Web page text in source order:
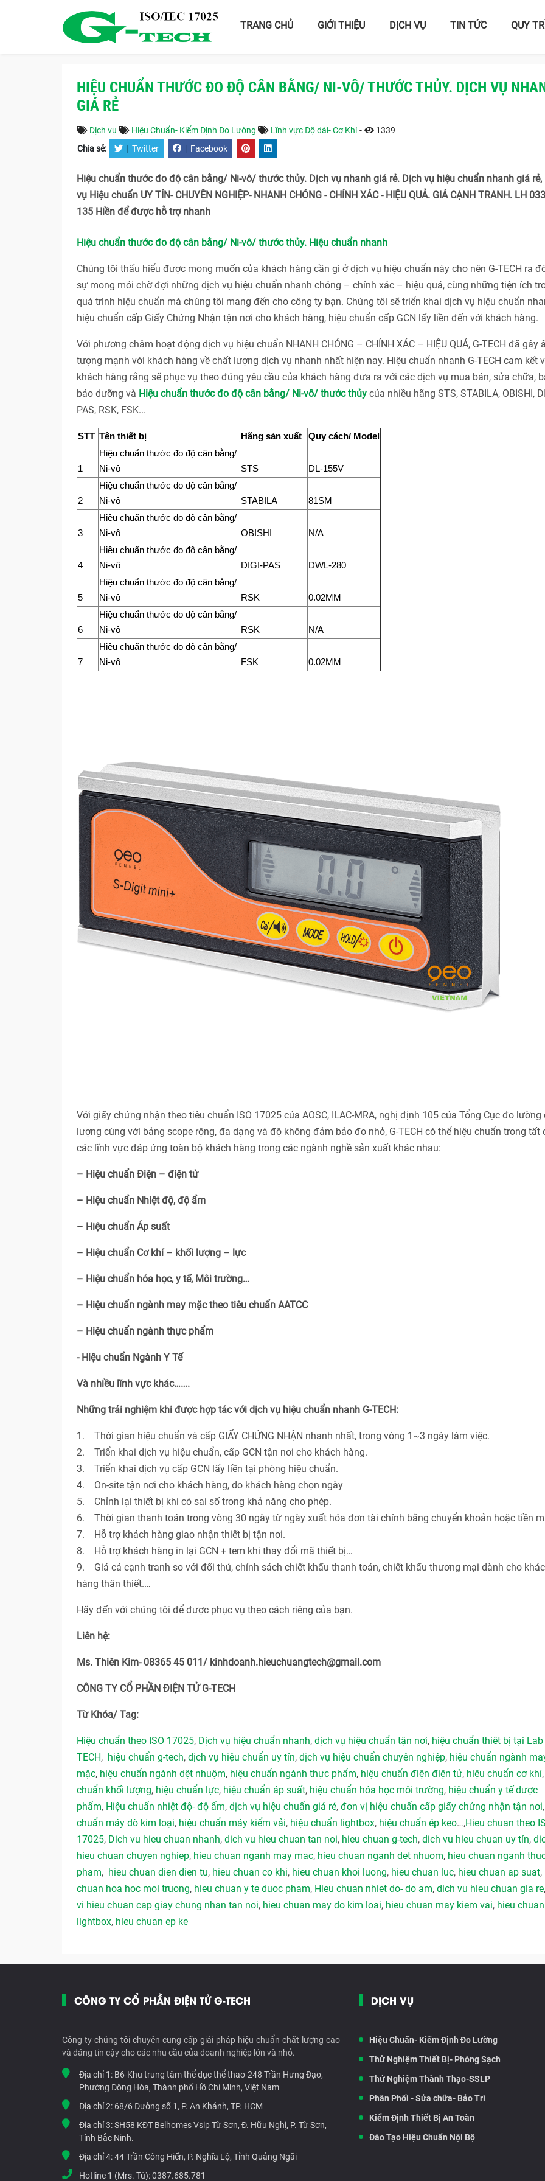
TRANG CHỦ GIỚI THIỆU DỊCH VỤ TIN TỨC QUY
HIỆU CHUẨN THƯỚC ĐO ĐỘ CÂN BẰNG/ NI-VÔ/ THƯỚC THỦY. DỊCH VỤ
GIÁ RẺ
Dịch vụ Hiệu Chuẩn- Kiểm Định Đo Lường Lĩnh vực Độ dài- Cơ Khí - 1339
Chia sẻ: | Twitter | Facebook
Hiệu chuẩn thước đo độ cân bằng/ Ni-vô/ thước thủy. Dịch vụ nhanh giá rẻ. Dịch vụ hiệu chuẩn nhanh giá rẻ,
vụ Hiệu chuẩn UY TÍN- CHUYÊN NGHIỆP- NHANH CHÓNG - CHÍNH XÁC - HIỆU QUẢ. GIÁ CẠNH TRANH. LH
135 Hiền để được hỗ trợ nhanh
Hiệu chuẩn thước đo độ cân bằng/ Ni-vô/ thước thủy. Hiệu chuẩn nhanh
Chúng tôi thấu hiểu được mong muốn của khách hàng cần gì ở dịch vụ hiệu chuẩn này cho nên G-TECH ra
sự mong mỏi chờ đợi những dịch vụ hiệu chuẩn nhanh chóng – chính xác – hiệu quả, cùng những tiện ích
quá trình hiệu chuẩn mà chúng tôi mang đến cho công ty bạn. Chúng tôi sẽ triển khai dịch vụ hiệu chuẩn
hiệu chuẩn cấp Giấy Chứng Nhận tận nơi cho khách hàng, hiệu chuẩn cấp GCN lấy liền đến với khách hàng.
Với phương châm hoạt động dịch vụ hiệu chuẩn NHANH CHÓNG – CHÍNH XÁC – HIỆU QUẢ, G-TECH đã gây
tượng mạnh với khách hàng về chất lượng dịch vụ nhanh nhất hiện nay. Hiệu chuẩn nhanh G-TECH cam kết
khách hàng rằng sẽ phục vụ theo đúng yêu cầu của khách hàng đưa ra với các dịch vụ mua bán, sửa chữa,
bảo dưỡng và Hiệu chuẩn thước đo độ cân bằng/ Ni-vô/ thước thủy của nhiều hãng STS, STABILA, OBISHI,
PAS, RSK, FSK...
STT Tên thiết bị Hãng sản xuất Quy cách/ Model
1
Hiệu chuẩn thước đo độ cân bằng/
Ni-vô
STS DL-155V
2
Hiệu chuẩn thước đo độ cân bằng/
Ni-vô
STABILA 81SM
3
Hiệu chuẩn thước đo độ cân bằng/
Ni-vô
OBISHI N/A
4
Hiệu chuẩn thước đo độ cân bằng/
Ni-vô
DIGI-PAS DWL-280
5
Hiệu chuẩn thước đo độ cân bằng/
Ni-vô
RSK 0.02MM
6
Hiệu chuẩn thước đo độ cân bằng/
Ni-vô
RSK N/A
7
Hiệu chuẩn thước đo độ cân bằng/
Ni-vô
FSK 0.02MM
Với giấy chứng nhận theo tiêu chuẩn ISO 17025 của AOSC, ILAC-MRA, nghị định 105 của Tổng Cục đo lường
lượng cùng với bảng scope rộng, đa dạng và độ không đảm bảo đo nhỏ, G-TECH có thể hiệu chuẩn trong tất
các lĩnh vực đáp ứng toàn bộ khách hàng trong các ngành nghề sản xuất khác nhau:
– Hiệu chuẩn Điện – điện tử
– Hiệu chuẩn Nhiệt độ, độ ẩm
– Hiệu chuẩn Áp suất
– Hiệu chuẩn Cơ khí – khối lượng – lực
– Hiệu chuẩn hóa học, y tế, Môi trường…
– Hiệu chuẩn ngành may mặc theo tiêu chuẩn AATCC
– Hiệu chuẩn ngành thực phẩm
- Hiệu chuẩn Ngành Y Tế
Và nhiều lĩnh vực khác…….
Những trải nghiệm khi được hợp tác với dịch vụ hiệu chuẩn nhanh G-TECH:
1. Thời gian hiệu chuẩn và cấp GIẤY CHỨNG NHẬN nhanh nhất, trong vòng 1~3 ngày làm việc.
2. Triển khai dịch vụ hiệu chuẩn, cấp GCN tận nơi cho khách hàng.
3. Triển khai dịch vụ cấp GCN lấy liền tại phòng hiệu chuẩn.
4. On-site tận nơi cho khách hàng, do khách hàng chọn ngày
5. Chỉnh lại thiết bị khi có sai số trong khả năng cho phép.
6. Thời gian thanh toán trong vòng 30 ngày từ ngày xuất hóa đơn tài chính bằng chuyển khoản hoặc tiền
7. Hỗ trợ khách hàng giao nhận thiết bị tận nơi.
8. Hỗ trợ khách hàng in lại GCN + tem khi thay đổi mã thiết bị…
9. Giá cả cạnh tranh so với đối thủ, chính sách chiết khấu thanh toán, chiết khấu thương mại dành cho
hàng thân thiết.…
Hãy đến với chúng tôi để được phục vụ theo cách riêng của bạn.
Liên hệ:
Ms. Thiên Kim- 08365 45 011/ kinhdoanh.hieuchuangtech@gmail.com
CÔNG TY CỔ PHẦN ĐIỆN TỬ G-TECH
Từ Khóa/ Tag:
Hiệu chuẩn theo ISO 17025, Dịch vụ hiệu chuẩn nhanh, dịch vụ hiệu chuẩn tận nơi, hiệu chuẩn thiêt bị tại Lab
TECH, hiệu chuẩn g-tech, dịch vụ hiệu chuẩn uy tín, dịch vụ hiệu chuẩn chuyên nghiệp, hiệu chuẩn ngành
mặc, hiệu chuẩn ngành dệt nhuộm, hiệu chuẩn ngành thực phẩm, hiệu chuẩn điện điện tử, hiệu chuẩn cơ khí,
chuẩn khối lượng, hiệu chuẩn lực, hiệu chuẩn áp suất, hiệu chuẩn hóa học môi trường, hiệu chuẩn y tế dược
phẩm, Hiệu chuẩn nhiệt độ- độ ẩm, dịch vụ hiệu chuẩn giá rẻ, đơn vị hiệu chuẩn cấp giấy chứng nhận tận nơi,
chuẩn máy dò kim loại, hiệu chuẩn máy kiểm vải, hiệu chuẩn lightbox, hiệu chuẩn ép keo…,Hieu chuan theo
17025, Dich vu hieu chuan nhanh, dich vu hieu chuan tan noi, hieu chuan g-tech, dich vu hieu chuan uy tín,
hieu chuan chuyen nghiep, hieu chuan nganh may mac, hieu chuan nganh det nhuom, hieu chuan nganh
pham, hieu chuan dien dien tu, hieu chuan co khi, hieu chuan khoi luong, hieu chuan luc, hieu chuan ap suat,
chuan hoa hoc moi truong, hieu chuan y te duoc pham, Hieu chuan nhiet do- do am, dich vu hieu chuan gia re,
vi hieu chuan cap giay chung nhan tan noi, hieu chuan may do kim loai, hieu chuan may kiem vai, hieu chuan
lightbox, hieu chuan ep ke
CÔNG TY CỔ PHẦN ĐIỆN TỬ G-TECH
Công ty chúng tôi chuyên cung cấp giải pháp hiệu chuẩn chất lượng cao
và đáng tin cậy cho các nhu cầu của doanh nghiệp lớn và nhỏ.
Địa chỉ 1: B6-Khu trung tâm thể dục thể thao-248 Trần Hưng Đạo,
Phường Đông Hòa, Thành phố Hồ Chí Minh, Việt Nam
Địa chỉ 2: 68/6 Đường số 1, P. An Khánh, TP. HCM
Địa chỉ 3:SH58 KĐT Belhomes Vsip Từ Sơn, Đ. Hữu Nghị, P. Từ Sơn,
Tỉnh Bắc Ninh.
Địa chỉ 4:44 Trần Công Hiến, P. Nghĩa Lộ, Tỉnh Quảng Ngãi
Hotline 1 (Mrs. Tú):0387.685.781
DỊCH VỤ
Hiệu Chuẩn- Kiểm Định Đo Lường
Thử Nghiệm Thiết Bị- Phòng Sạch
Thử Nghiệm Thành Thạo-SSLP
Phân Phối - Sửa chữa- Bảo Trì
Kiểm Định Thiết Bị An Toàn
Đào Tạo Hiệu Chuẩn Nội Bộ